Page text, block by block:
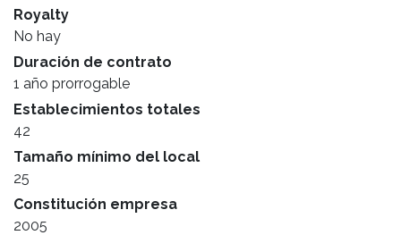
Royalty
No hay
Duración de contrato
1 año prorrogable
Establecimientos totales
42
Tamaño mínimo del local
25
Constitución empresa
2005